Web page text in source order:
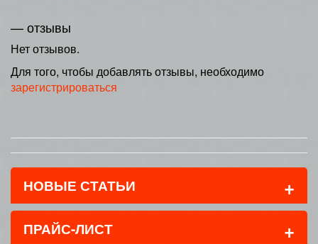
— отзывы
Нет отзывов.
Для того, чтобы добавлять отзывы, необходимо
зарегистрироваться
НОВЫЕ СТАТЬИ +
ПРАЙС-ЛИСТ +